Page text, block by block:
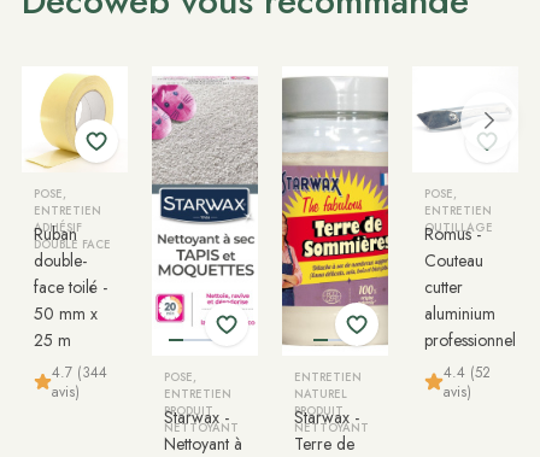
POSE,
ENTRETIEN
ADHÉSIF
DOUBLE FACE
Ruban
double-
face toilé -
50 mm x
25 m
4.7 (344
avis)
POSE,
ENTRETIEN
PRODUIT
NETTOYANT
Starwax -
Nettoyant à
ENTRETIEN
NATUREL
PRODUIT
NETTOYANT
Starwax -
Terre de
POSE,
ENTRETIEN
OUTILLAGE
Romus -
Couteau
cutter
aluminium
professionnel
4.4 (52
avis)